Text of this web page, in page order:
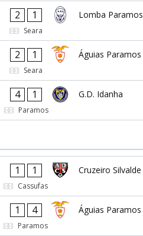
2 1 Lomba Paramos
Seara
2 1 Águias Paramos
Seara
4 1 G.D. Idanha
Paramos
1 1 Cruzeiro Silvalde
Cassufas
1 4 Águias Paramos
Paramos